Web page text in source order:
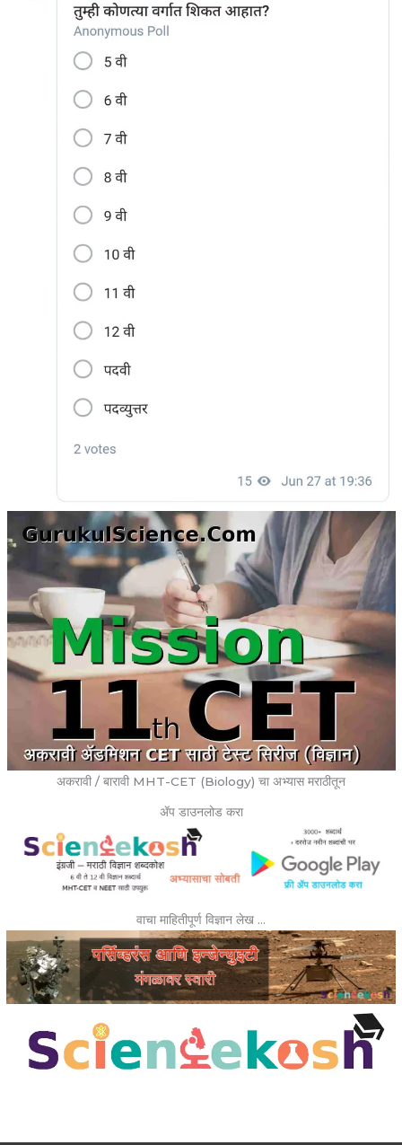
अकरावी / बारावी MHT-CET (Biology) चा अभ्यास मराठीतून
ॲप डाउनलोड करा
वाचा माहितीपूर्ण विज्ञान लेख …